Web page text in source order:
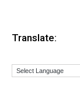
Translate: